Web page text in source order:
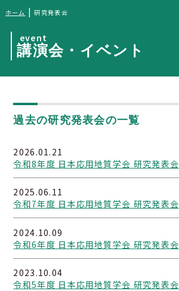
ホーム |研究発表会
event
講演会・イベント
過去の研究発表会の一覧
2026.01.21
令和8年度 日本応用地質学会 研究発表会
2025.06.11
令和7年度 日本応用地質学会 研究発表会
2024.10.09
令和6年度 日本応用地質学会 研究発表会
2023.10.04
令和5年度 日本応用地質学会 研究発表会